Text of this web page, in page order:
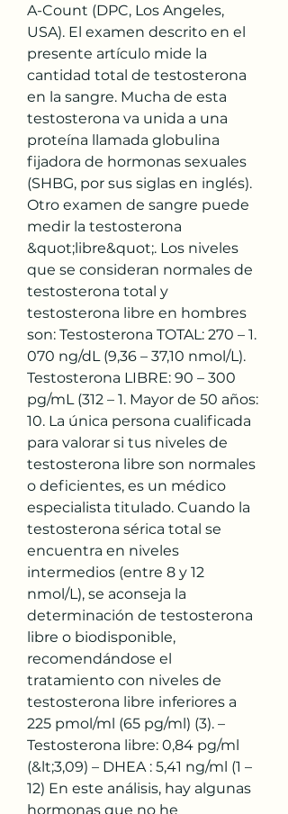
A-Count (DPC, Los Angeles,
USA). El examen descrito en el
presente artículo mide la
cantidad total de testosterona
en la sangre. Mucha de esta
testosterona va unida a una
proteína llamada globulina
fijadora de hormonas sexuales
(SHBG, por sus siglas en inglés).
Otro examen de sangre puede
medir la testosterona
&quot;libre&quot;. Los niveles
que se consideran normales de
testosterona total y
testosterona libre en hombres
son: Testosterona TOTAL: 270 – 1.
070 ng/dL (9,36 – 37,10 nmol/L).
Testosterona LIBRE: 90 – 300
pg/mL (312 – 1. Mayor de 50 años:
10. La única persona cualificada
para valorar si tus niveles de
testosterona libre son normales
o deficientes, es un médico
especialista titulado. Cuando la
testosterona sérica total se
encuentra en niveles
intermedios (entre 8 y 12
nmol/L), se aconseja la
determinación de testosterona
libre o biodisponible,
recomendándose el
tratamiento con niveles de
testosterona libre inferiores a
225 pmol/ml (65 pg/ml) (3). –
Testosterona libre: 0,84 pg/ml
(&lt;3,09) – DHEA : 5,41 ng/ml (1 –
12) En este análisis, hay algunas
hormonas que no he